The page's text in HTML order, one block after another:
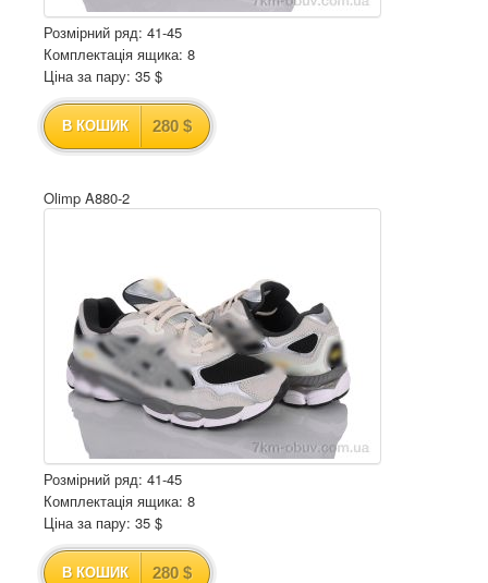
Розмірний ряд: 41-45
Комплектація ящика: 8
Ціна за пару: 35 $
В КОШИК 280 $
Olimp A880-2
Розмірний ряд: 41-45
Комплектація ящика: 8
Ціна за пару: 35 $
В КОШИК 280 $